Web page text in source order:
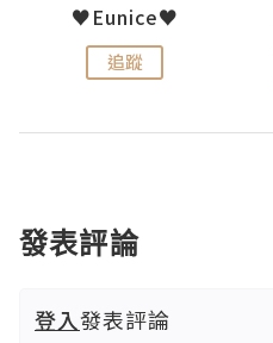
♥Eunice♥
追蹤
發表評論
登入發表評論